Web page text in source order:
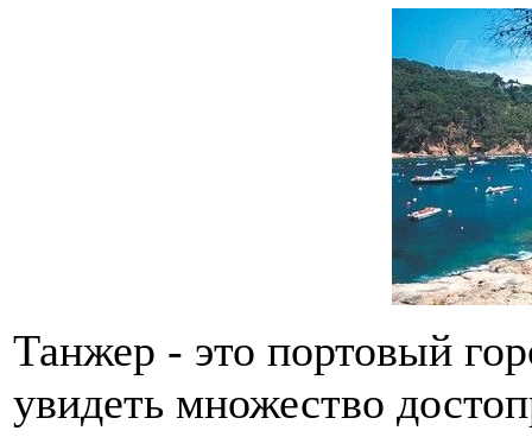
Танжер - это портовый
увидеть множество